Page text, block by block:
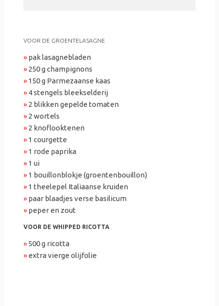
VOOR DE GROENTELASAGNE
» pak lasagnebladen
» 250 g champignons
» 150 g Parmezaanse kaas
» 4 stengels bleekselderij
» 2 blikken gepelde tomaten
» 2 wortels
» 2 knoflooktenen
» 1 courgette
» 1 rode paprika
» 1 ui
» 1 bouillonblokje (groentenbouillon)
» 1 theelepel Italiaanse kruiden
» paar blaadjes verse basilicum
» peper en zout
VOOR DE WHIPPED RICOTTA
» 500 g ricotta
» extra vierge olijfolie